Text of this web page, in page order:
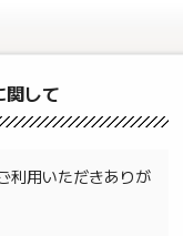
関して
利用いただきありが